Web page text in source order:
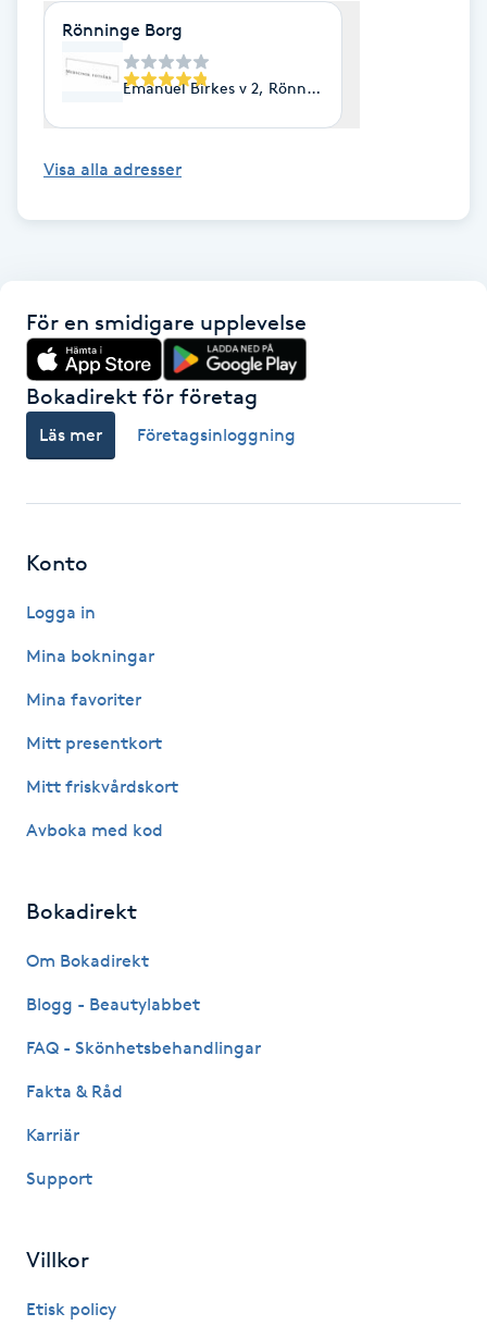
Japansk massage
Katun fransar
Keratinbehandling
Kinesiologi
Kinesisk medicin
Klangmassage
Klippning & Slingor
Klippning ungdom
Koppningsmassage
Kroppsinpackning
Käkledsbehandling
Kärlbehandling
Laserbehandling
Rönninge Borg
Emanuel Birkes v 2, Rönninge
Visa alla adresser
För en smidigare upplevelse
Bokadirekt för företag
Läs mer Företagsinloggning
Konto
Logga in
Mina bokningar
Mina favoriter
Mitt presentkort
Mitt friskvårdskort
Avboka med kod
Bokadirekt
Om Bokadirekt
Blogg - Beautylabbet
FAQ - Skönhetsbehandlingar
Fakta & Råd
Karriär
Support
Villkor
Etisk policy